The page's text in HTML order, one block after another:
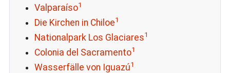
Valparaíso1
Die Kirchen in Chiloe1
Nationalpark Los Glaciares1
Colonia del Sacramento1
Wasserfälle von Iguazú1